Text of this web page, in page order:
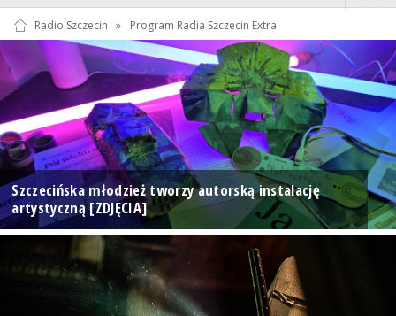
Radio Szczecin » Program Radia Szczecin Extra
Szczecińska młodzież tworzy autorską instalację
artystyczną [ZDJĘCIA]